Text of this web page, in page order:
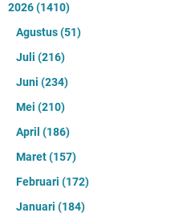
2026(1410)
Agustus(51)
Juli (216)
Juni (234)
Mei (210)
April (186)
Maret(157)
Februari (172)
Januari (184)